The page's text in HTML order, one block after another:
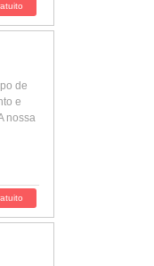
de
e
nossa